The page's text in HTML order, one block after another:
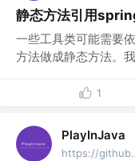
静态方法引用
一些工具类可能需要
方法做成静态方法。
1
PlayInJava
https://